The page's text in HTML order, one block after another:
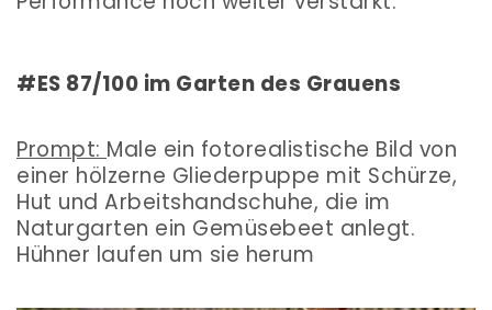
#ES 87/100 im Garten des Grauens
Prompt: Male ein fotorealistische Bild von
einer hölzerne Gliederpuppe mit Schürze,
Hut und Arbeitshandschuhe, die im
Naturgarten ein Gemüsebeet anlegt.
Hühner laufen um sie herum